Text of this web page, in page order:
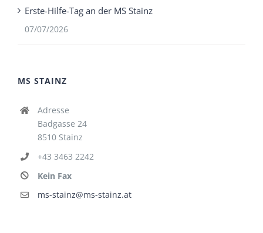
Erste-Hilfe-Tag an der MS Stainz
07/07/2026
MS STAINZ
Adresse
Badgasse 24
8510 Stainz
+43 3463 2242
Kein Fax
ms-stainz@ms-stainz.at